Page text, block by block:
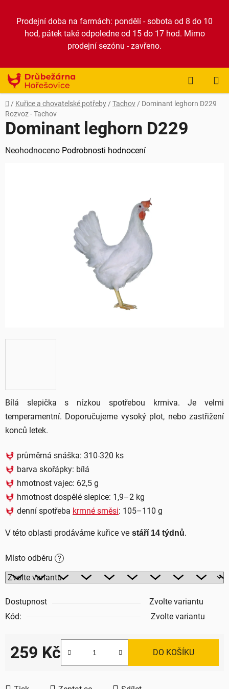
obsah
Prodejní doba na farmách: pondělí - sobota od 8 do 10
hod, pátek také odpoledne od 15 do 17 hod. Mimo
prodejní sezónu - zavřeno.
KOŠÍK
Domů
/ Kuřice a chovatelské potřeby / Tachov / Dominant leghorn D229
Rozvoz - Tachov
Bílá slepička s nízkou spotřebou krmiva. Je velmi
temperamentní. Doporučujeme vysoký plot, nebo zastřižení
konců letek.
průměrná snáška: 310-320 ks
barva skořápky: bílá
hmotnost vajec: 62,5 g
hmotnost dospělé slepice: 1,9–2 kg
denní spotřeba krmné směsi: 105–110 g
V této oblasti prodáváme kuřice ve stáří 14 týdnů.
Místo odběru ?
Dostupnost
Zvolte variantu
Kód:
Zvolte variantu
259 Kč DO KOŠÍKU
Dominant leghorn D229
Průměrné
Neohodnoceno Podrobnosti hodnocení